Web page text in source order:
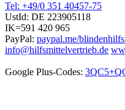
Tel: +49/0 351 40457-75
UstId: DE 223905118
IK=591 420 965
PayPal: paypal.me/
info@hilfsmittelvertrieb.de
Google Plus-Codes: